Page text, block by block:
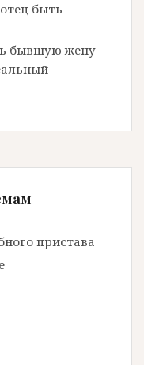
быть
бывшую жену
пристава